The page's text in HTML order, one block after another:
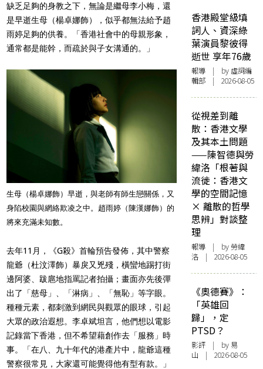
缺乏足夠的身教之下，無論是繼母李小梅，還
是早逝生母（楊卓娜飾），似乎都無法給予趙
雨婷足夠的供養。「香港社會中的母親形象，
通常都是能幹，而疏於與子女溝通的。」
生母（楊卓娜飾）早逝，與老師有師生戀關係，又
身陷校園與網絡欺凌之中。趙雨婷（陳漢娜飾）的
將來充滿未知數。
去年11月，《G殺》首輪預告發佈，其中警察
龍爺（杜汶澤飾）暴戾又兇殘，橫蠻地踢打街
邊阿婆、跋扈地指罵記者拍攝；畫面亦先後彈
出了「慈母」、「淋病」、「無恥」等字眼。
種種元素，都刺激到網民與觀眾的眼球，引起
大眾的政治遐想。李卓斌坦言，他們想以電影
記錄當下香港，但不希望藉創作去「服務」時
事。「在八、九十年代的港產片中，龍爺這種
警察很常見，大家還可能覺得他有型有款。」
香港殿堂級填
詞人、資深綠
葉演員黎彼得
逝世 享年76歲
報導 | by 虛詞編
輯部 | 2026-08-05
從視差到離
散：香港文學
及其本土問題
——陳智德與勞
緯洛「根著與
流徙：香港文
學的空間記憶
× 離散的哲學
思辨」對談整
理
報導 | by 勞緯
洛 | 2026-08-05
《奧德賽》：
「英雄回
歸」，定
PTSD？
影評 | by 易
山 | 2026-08-05